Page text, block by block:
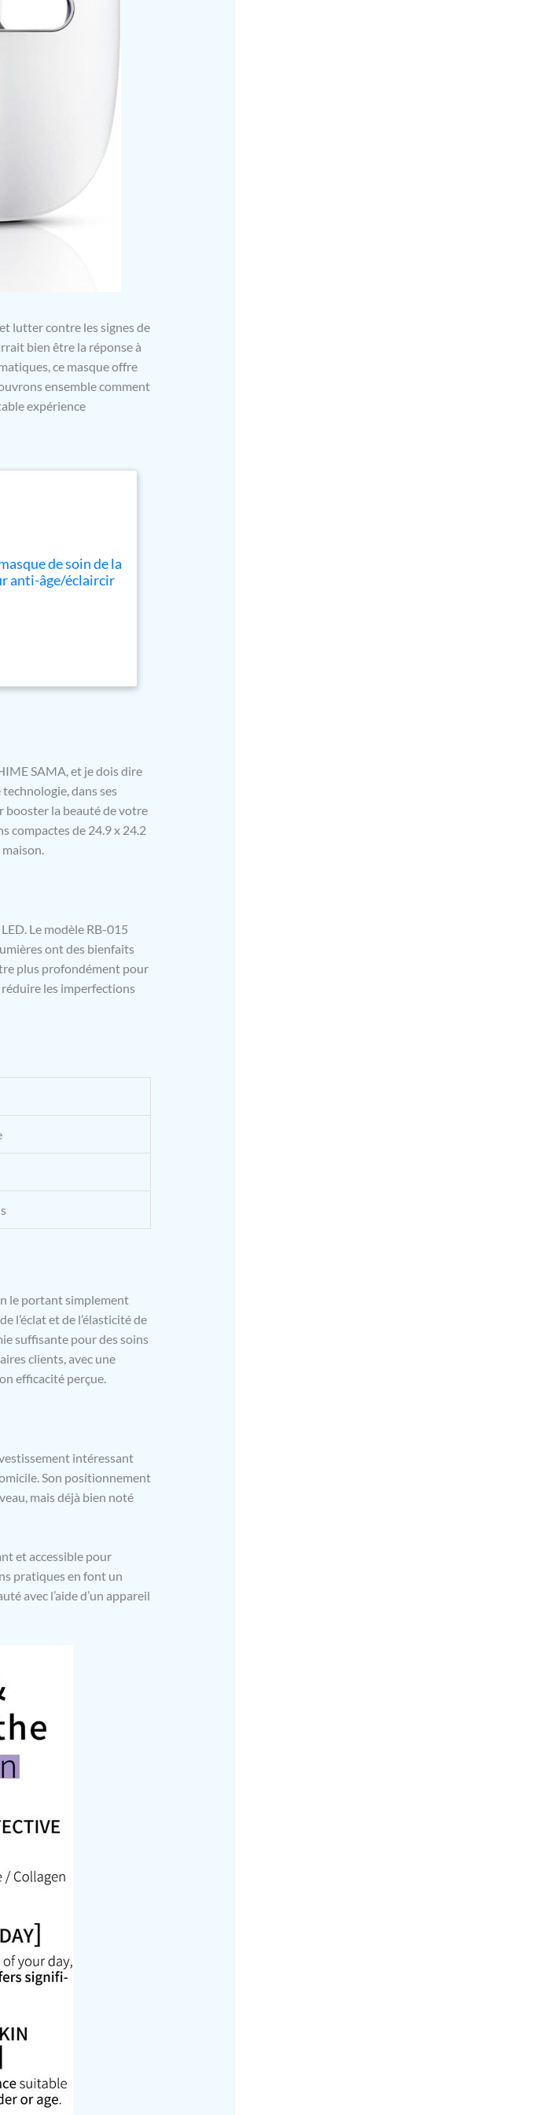
lutter contre les signes de
bien être la réponse à
ce masque offre
ensemble comment
expérience
de soin de la
anti-âge/éclaircir
SAMA, et je dois dire
dans ses
booster la beauté de votre
compactes de 24.9 x 24.2
Le modèle RB-015
ont des bienfaits
plus profondément pour
les imperfections
le portant simplement
l’éclat et de l’élasticité de
suffisante pour des soins
clients, avec une
efficacité perçue.
intéressant
Son positionnement
mais déjà bien noté
et accessible pour
pratiques en font un
avec l’aide d’un appareil